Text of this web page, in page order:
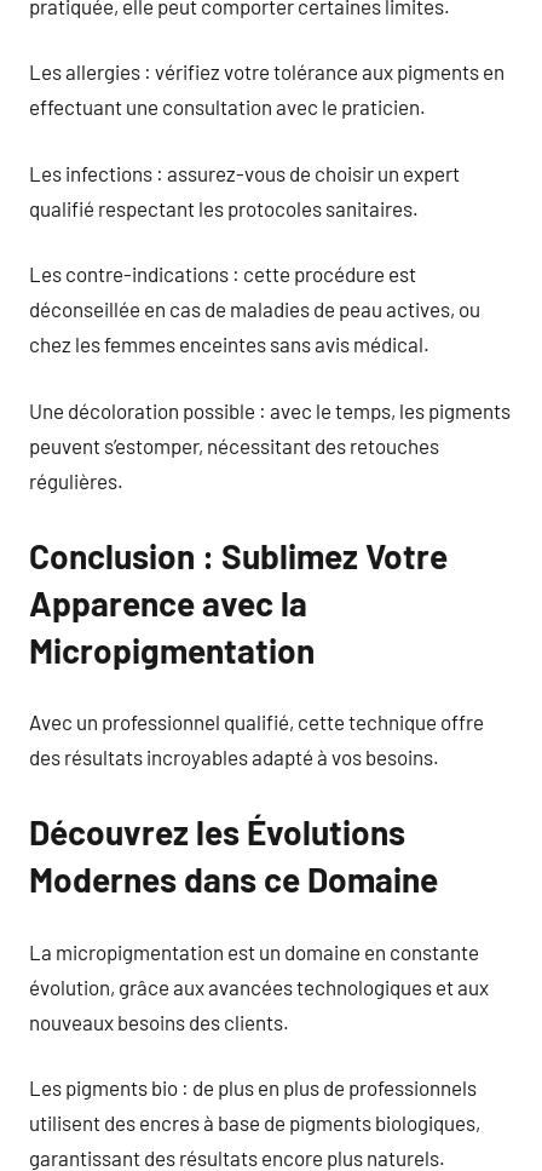
pratiquée, elle peut comporter certaines limites.
Les allergies : vérifiez votre tolérance aux pigments en
effectuant une consultation avec le praticien.
Les infections : assurez-vous de choisir un expert
qualifié respectant les protocoles sanitaires.
Les contre-indications : cette procédure est
déconseillée en cas de maladies de peau actives, ou
chez les femmes enceintes sans avis médical.
Une décoloration possible : avec le temps, les pigments
peuvent s’estomper, nécessitant des retouches
régulières.
Conclusion : Sublimez Votre
Apparence avec la
Micropigmentation
Avec un professionnel qualifié, cette technique offre
des résultats incroyables adapté à vos besoins.
Découvrez les Évolutions
Modernes dans ce Domaine
La micropigmentation est un domaine en constante
évolution, grâce aux avancées technologiques et aux
nouveaux besoins des clients.
Les pigments bio : de plus en plus de professionnels
utilisent des encres à base de pigments biologiques,
garantissant des résultats encore plus naturels.